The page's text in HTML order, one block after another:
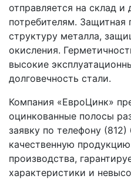
отправляется на склад и
потребителям. Защитная
структуру металла,
окисления.
высокие
долговечность стали.
Компания «ЕвроЦинк»
оцинкованные полосы
заявку по телефону
качественную
производства,
характеристики и